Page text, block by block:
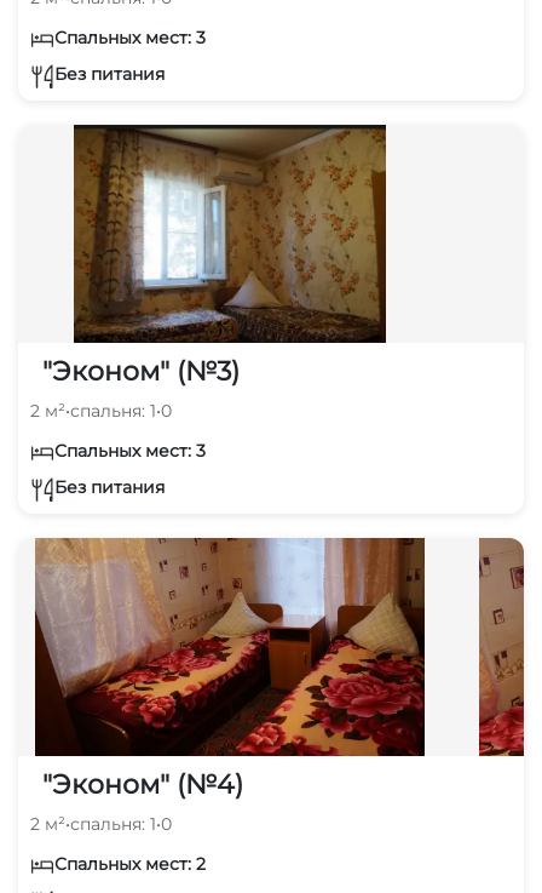
Спальных мест: 3
Без питания
"Эконом" (№3)
2 м²•спальня: 1•0
Спальных мест: 3
Без питания
"Эконом" (№4)
2 м²•спальня: 1•0
Спальных мест: 2